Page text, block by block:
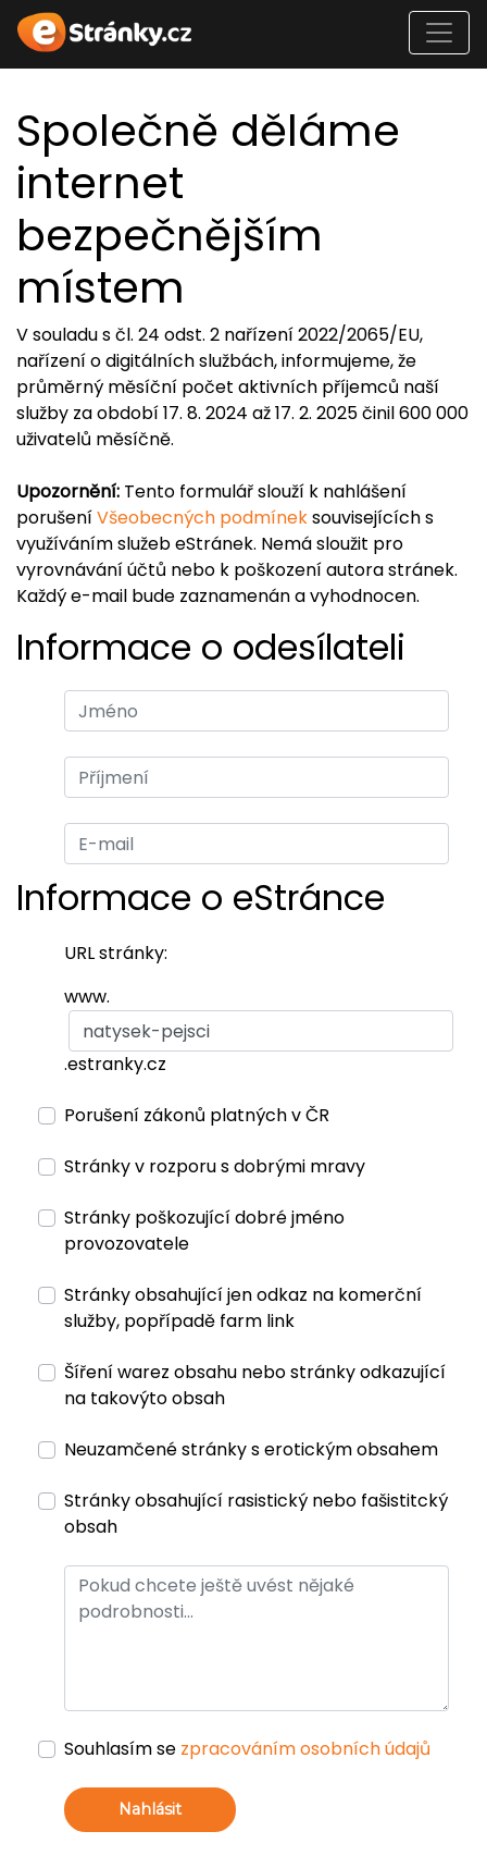
Společně děláme
internet
bezpečnějším
místem
V souladu s čl. 24 odst. 2 nařízení 2022/2065/EU,
nařízení o digitálních službách, informujeme, že
průměrný měsíční počet aktivních příjemců naší
služby za období 17. 8. 2024 až 17. 2. 2025 činil 600 000
uživatelů měsíčně.
Upozornění: Tento formulář slouží k nahlášení
porušeníVšeobecných podmíneksouvisejících s
využíváním služeb eStránek. Nemá sloužit pro
vyrovnávání účtů nebo k poškození autora stránek.
Každý e-mail bude zaznamenán a vyhodnocen.
Informace o odesílateli
Informace o eStránce
URL stránky:
www.
.estranky.cz
Porušení zákonů platných v ČR
Stránky v rozporu s dobrými mravy
Stránky poškozující dobré jméno
provozovatele
Stránky obsahující jen odkaz na komerční
služby, popřípadě farm link
Šíření warez obsahu nebo stránky odkazující
na takovýto obsah
Neuzamčené stránky s erotickým obsahem
Stránky obsahující rasistický nebo fašistitcký
obsah
Souhlasím se zpracováním osobních údajů
Nahlásit